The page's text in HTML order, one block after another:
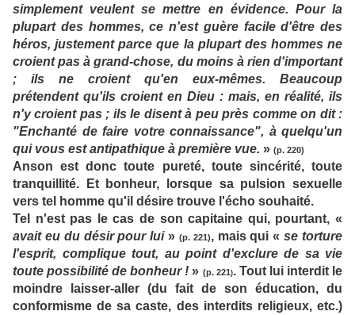
simplement veulent se mettre en évidence. Pour la
plupart des hommes, ce n'est guère facile d'être des
héros, justement parce que la plupart des hommes ne
croient pas à grand-chose, du moins à rien d'important
; ils ne croient qu'en eux-mêmes. Beaucoup
prétendent qu'ils croient en Dieu : mais, en réalité, ils
n'y croient pas ; ils le disent à peu près comme on dit :
"Enchanté de faire votre connaissance", à quelqu'un
qui vous est antipathique à première vue. » (p. 220)
Anson est donc toute pureté, toute sincérité, toute
tranquillité. Et bonheur, lorsque sa pulsion sexuelle
vers tel homme qu'il désire trouve l'écho souhaité.
Tel n'est pas le cas de son capitaine qui, pourtant, «
avait eu du désir pour lui» (p. 221), mais qui «se torture
l'esprit, complique tout, au point d'exclure de sa vie
toute possibilité de bonheur ! » (p. 221). Tout lui interdit le
moindre laisser-aller (du fait de son éducation, du
conformisme de sa caste, des interdits religieux, etc.)